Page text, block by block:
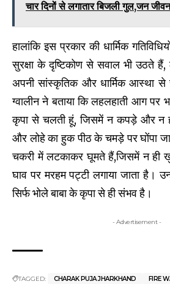
चार दिनों से लगातार बिजली गुल,जन
हालांकि इस प्रकार की धार्मिक
सुरक्षा के दृष्टिकोण से सवाल भी उठते
अपनी सांस्कृतिक और धार्मिक आस्था
ग्वालीन ने बताया कि लहलहाती आग पर
कृपा से चलती हूं, जिसमें न कपड़े और न
और लोहे का हुक पीठ के चमड़े पर घोंपा
चकरी में लटकाकर घूमते हैं,जिसमें न ही
घाव पर मरहम पट्टी लगाया जाता है।
सिर्फ भोले बाबा के कृपा से ही संभव है।
- Advertisement -
TAGGED: CHARAK PUJA JHARKHAND
FIRE